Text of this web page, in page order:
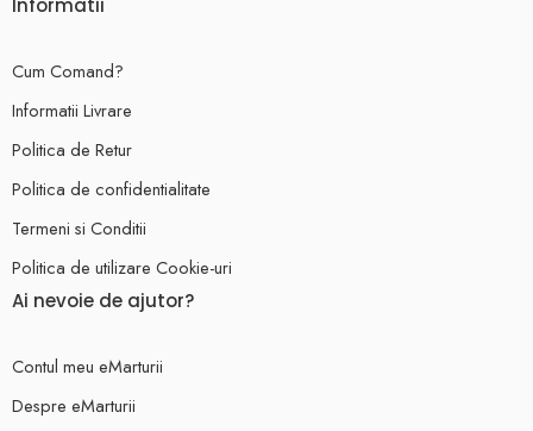
Informatii
Cum Comand?
Informatii Livrare
Politica de Retur
Politica de confidentialitate
Termeni si Conditii
Politica de utilizare Cookie-uri
Ai nevoie de ajutor?
Contul meu eMarturii
Despre eMarturii